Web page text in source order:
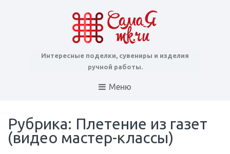
Интересные поделки, сувениры и изделия
ручной работы.
Меню
Рубрика: Плетение из газет
(видео мастер-классы)